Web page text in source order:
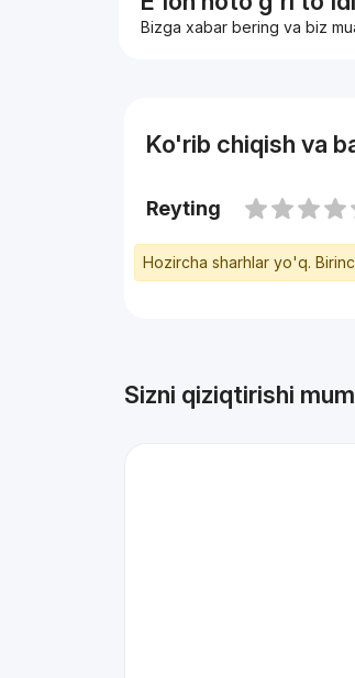
Bizga xabar bering va biz
Ko'rib chiqish va
Reyting
Hozircha sharhlar yo'q.
Sizni qiziqtirishi